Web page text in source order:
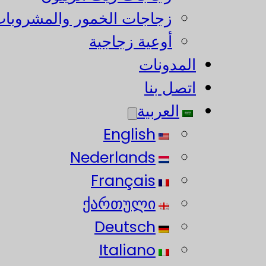
زجاجات الخمور
أوعية زجاجية
المدونات
اتصل بنا
العربية
English
Nederlands
Français
ქართული
Deutsch
Italiano